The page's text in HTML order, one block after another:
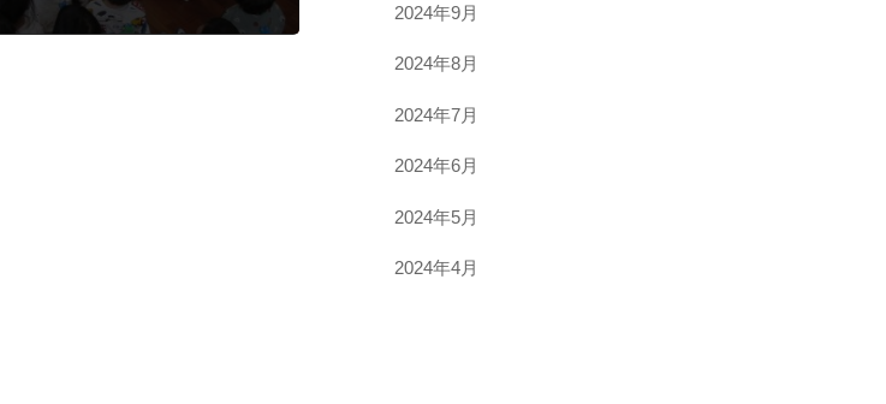
2024年9月
2024年8月
2024年7月
2024年6月
2024年5月
2024年4月